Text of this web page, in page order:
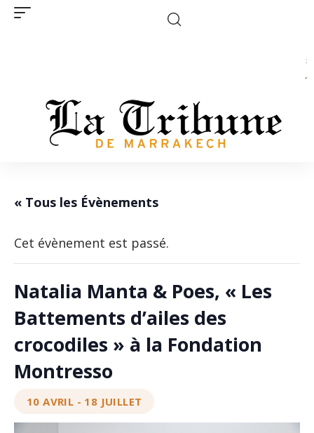
« Tous les Évènements
Cet évènement est passé.
Natalia Manta & Poes, « Les
Battements d’ailes des
crocodiles » à la Fondation
Montresso
10 AVRIL - 18 JUILLET